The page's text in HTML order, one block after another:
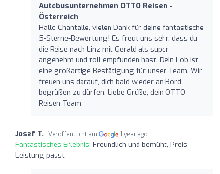
Autobusunternehmen OTTO Reisen -
Österreich
Hallo Chantalle, vielen Dank für deine fantastische
5-Sterne-Bewertung! Es freut uns sehr, dass du
die Reise nach Linz mit Gerald als super
angenehm und toll empfunden hast. Dein Lob ist
eine großartige Bestätigung für unser Team. Wir
freuen uns darauf, dich bald wieder an Bord
begrüßen zu dürfen. Liebe Grüße, dein OTTO
Reisen Team
Josef T. Veröffentlicht am 1 year ago
Fantastisches Erlebnis: Freundlich und bemüht, Preis-
Leistung passt